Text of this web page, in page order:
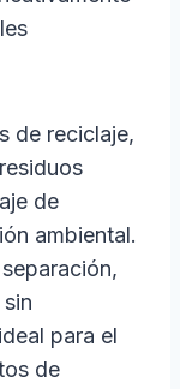
de reciclaje,
de
ambiental.
para el
de